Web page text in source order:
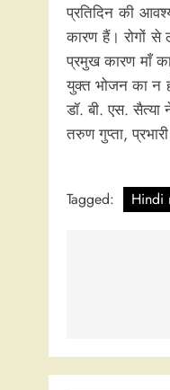
प्रतिदिन की
कारण हैं। रोगों से
प्रमुख कारण माँ
युक्त भोजन का न
डॉ. बी. एस. सैत्या
तरुण गुप्ता,
Tagged: Hindi